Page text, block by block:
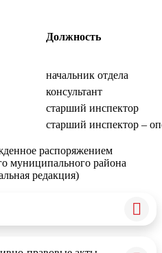
Должность
начальник отдела
консультант
старший инспектор
старший инспектор –
распоряжением
муниципального района
редакция)